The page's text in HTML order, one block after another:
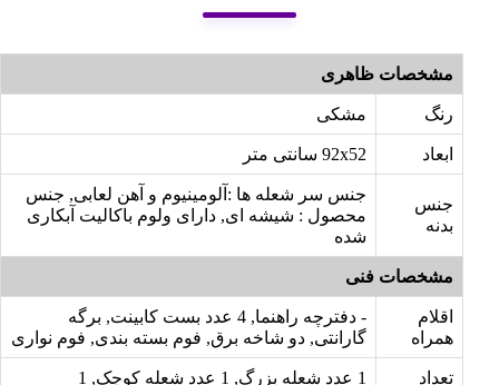
مشخصات ظاهری
رنگ مشکی
ابعاد 92x52 سانتی متر
جنس
بدنه
جنس سر شعله ها :آلومینیوم و آهن لعابی, جنس
محصول : شیشه ای, دارای ولوم باکالیت آبکاری
شده
مشخصات فنی
اقلام
همراه
- دفترچه راهنما, 4 عدد بست کابینت, برگه
گارانتی, دو شاخه برق, فوم بسته بندی, فوم نواری
تعداد 1 عدد شعله بزرگ, 1 عدد شعله کوچک, 1